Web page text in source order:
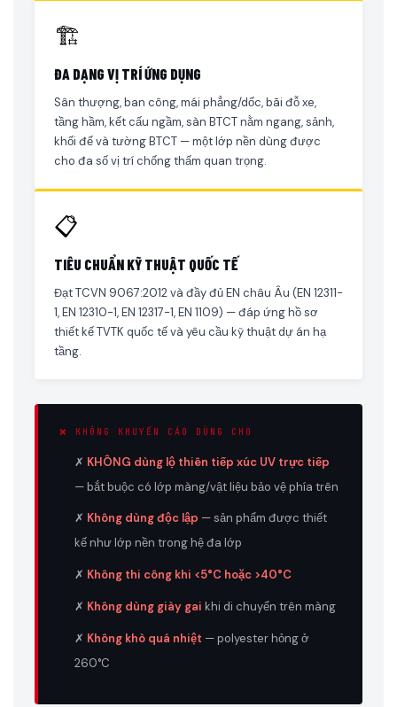
🏗
ĐA DẠNG VỊ TRÍ ỨNG DỤNG
Sân thượng, ban công, mái phẳng/dốc, bãi đỗ xe,
tầng hầm, kết cấu ngầm, sàn BTCT nằm ngang, sảnh,
khối đế và tường BTCT — một lớp nền dùng được
cho đa số vị trí chống thấm quan trọng.
📋
TIÊU CHUẨN KỸ THUẬT QUỐC TẾ
Đạt TCVN 9067:2012 và đầy đủ EN châu Âu (EN 12311-
1, EN 12310-1, EN 12317-1, EN 1109) — đáp ứng hồ sơ
thiết kế TVTK quốc tế và yêu cầu kỹ thuật dự án hạ
tầng.
❌ KHÔNG KHUYẾN CÁO DÙNG CHO
✗ KHÔNG dùng lộ thiên tiếp xúc UV trực tiếp
— bắt buộc có lớp màng/vật liệu bảo vệ phía trên
✗ Không dùng độc lập — sản phẩm được thiết
kế như lớp nền trong hệ đa lớp
✗ Không thi công khi <5°C hoặc >40°C
✗ Không dùng giày gai khi di chuyển trên màng
✗ Không khò quá nhiệt — polyester hỏng ở
260°C